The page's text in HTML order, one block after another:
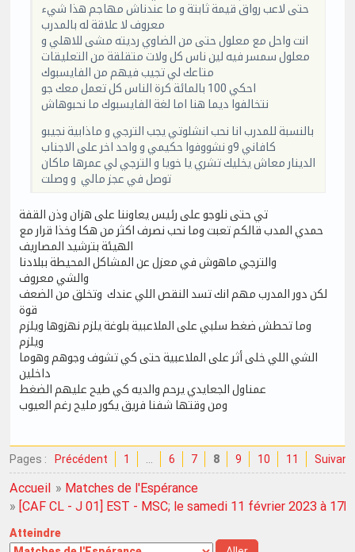
حتى لاعب رواق قيمة ثابتة و ما عندناش مهاجم هذا شيء
معروف لا علاقة له بالمدرب
انت واحل مع معلول حتى من الضاوي رديته مشى للاهلي و
معلول سمسر فيه لين ناس كل ولات متقلقة من التعليقات
متاعك لي تجيب فيهم من الفايسبوك
احكي 100 بالمائة كرة الناس كل تعمل معك جو
نتخالفوا ديما هنا اما لغة الفايسبوك ما نحبوهاش
بالنسبة للمدرب انا نحب انشلوتي يجب الترجي و ماذابية نجيبو
كافاني 9و نشووفوا حكيمي و واحد اخر على الاجناب
الدينار معاش يخليك تشري يا خويا و الترجي لي عمرها ماكان
توصل في عجز مالي و وصلت
تي حتى نلوجو على رئيس يعاوننا على هزان وذن القفة
حمدي المدب قالكم تعبت وما نحب نصرف اكثر من هكا وخذا قرار مع
الهيئة بترشيد المصاريف
والترجي ماهوش في معزل عن المشاكل المحيطة ببلادنا
والشي معروف
لكن دور المدرب مهم انك تسد النقص اللي عندك وتخلق من الضعف
قوة
وما تحطش ضغط سلبي على الملاعبية بلوغة يلزم نهزوها ويلزم
ويلزم
الشي اللي خلى أثر على الملاعبية حتى كي تشوف وجوهم وهوما
داخلين
عمناول الجعايدي يرحم والديه كي طيح عليهم الضغط
ومن وقتها شفنا فريق يكور مليح رغم العيوب
Pages : Précédent 1 … 6 7 8 9 10 11 Suivant
Accueil » Matches de l'Espérance
» [CAF CL - J 01] EST - MSC; le samedi 11 février 2023 à
Atteindre